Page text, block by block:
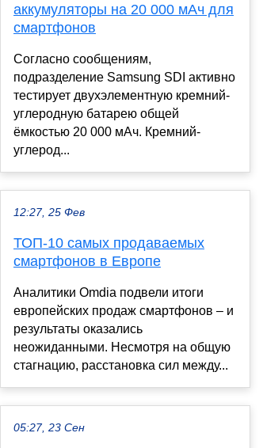
аккумуляторы на 20 000 мАч для
смартфонов
Согласно сообщениям,
подразделение Samsung SDI активно
тестирует двухэлементную кремний-
углеродную батарею общей
ёмкостью 20 000 мАч. Кремний-
углерод...
12:27, 25 Фев
ТОП-10 самых продаваемых
смартфонов в Европе
Аналитики Omdia подвели итоги
европейских продаж смартфонов – и
результаты оказались
неожиданными. Несмотря на общую
стагнацию, расстановка сил между...
05:27, 23 Сен